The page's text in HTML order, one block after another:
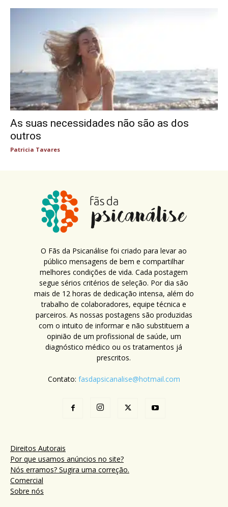
As suas necessidades não são as dos
outros
Patricia Tavares
O Fãs da Psicanálise foi criado para levar ao
público mensagens de bem e compartilhar
melhores condições de vida. Cada postagem
segue sérios critérios de seleção. Por dia são
mais de 12 horas de dedicação intensa, além do
trabalho de colaboradores, equipe técnica e
parceiros. As nossas postagens são produzidas
com o intuito de informar e não substituem a
opinião de um profissional de saúde, um
diagnóstico médico ou os tratamentos já
prescritos.
Contato: fasdapsicanalise@hotmail.com
Direitos Autorais
Por que usamos anúncios no site?
Nós erramos? Sugira uma correção.
Comercial
Sobre nós